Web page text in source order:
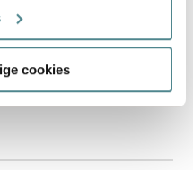
om din placering,
cookies